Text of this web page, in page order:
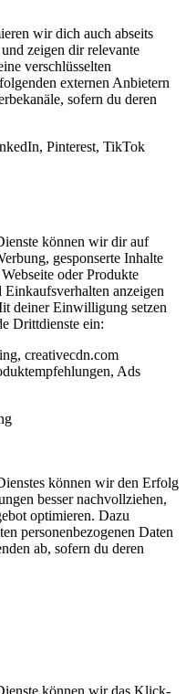
wir dich auch abseits
zeigen dir relevante
verschlüsselten
externen Anbietern
sofern du deren
Pinterest, TikTok
können wir dir auf
gesponserte Inhalte
oder Produkte
anzeigen
deiner Einwilligung setzen
Drittdienste ein:
creativecdn.com
Ads
können wir den Erfolg
besser nachvollziehen,
optimieren. Dazu
personenbezogenen Daten
ab, sofern du deren
können wir das Klick-